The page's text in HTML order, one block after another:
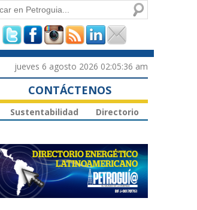
de
jueves 6 agosto 2026 02:05:36 am
CONTÁCTENOS
Sustentabilidad Directorio